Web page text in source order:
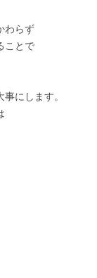
わらず
ことで
にします。